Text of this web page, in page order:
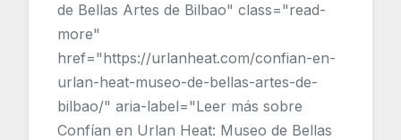
de Bellas Artes de Bilbao" class="read-
more"
href="https://urlanheat.com/confian-en-
urlan-heat-museo-de-bellas-artes-de-
bilbao/" aria-label="Leer más sobre
Confían en Urlan Heat: Museo de Bellas